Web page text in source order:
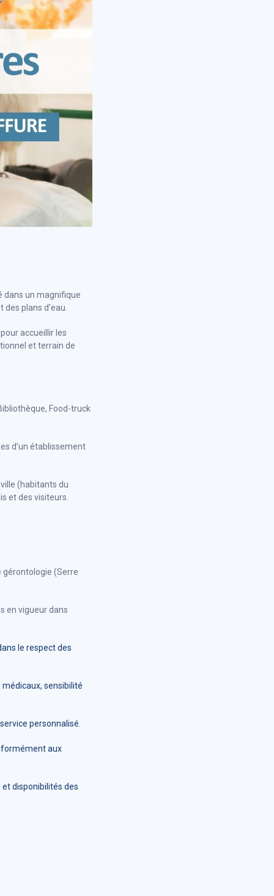
dans un magnifique
plans d’eau.
accueillir les
et terrain de
Food-truck
d’un établissement
(habitants du
et des visiteurs.
gérontologie (Serre
en vigueur dans
le respect des
sensibilité
personnalisé.
aux
disponibilités des